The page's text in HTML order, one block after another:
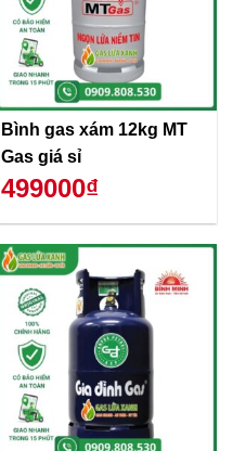
Bình gas xám 12kg MT
Gas giá sỉ
499000₫